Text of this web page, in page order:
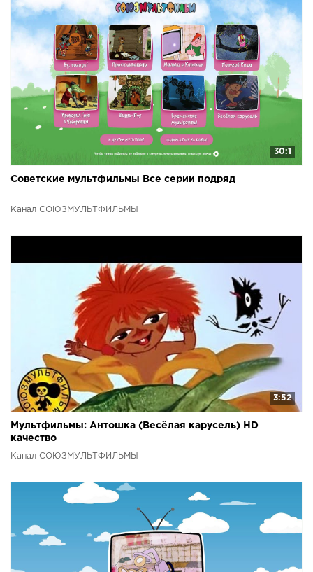
30:1
Советские мультфильмы Все серии подряд
Канал СОЮЗМУЛЬТФИЛЬМЫ
3:52
Мультфильмы: Антошка (Весёлая карусель) HD
качество
Канал СОЮЗМУЛЬТФИЛЬМЫ